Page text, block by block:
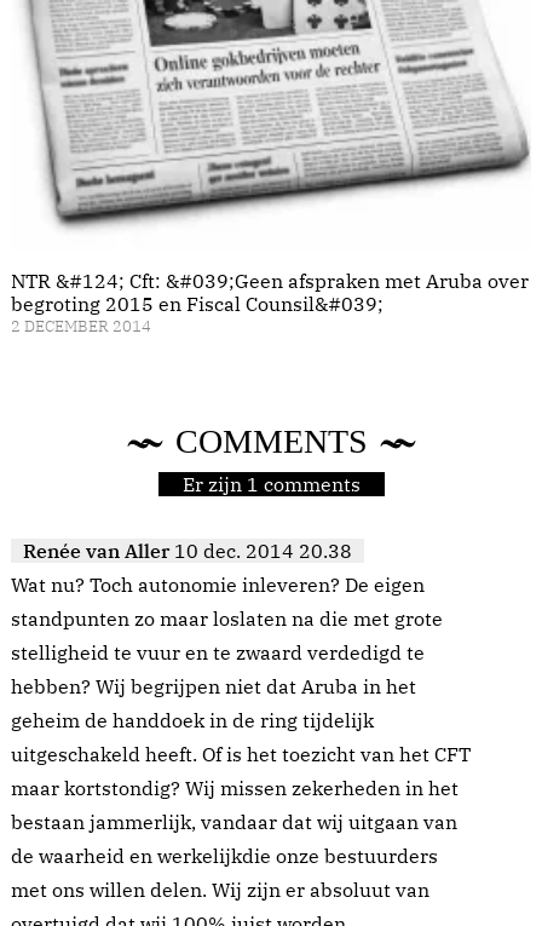
NTR &#124; Cft: &#039;Geen afspraken met Aruba over
begroting 2015 en Fiscal Counsil&#039;
2 DECEMBER 2014
COMMENTS
Er zijn 1 comments
Renée van Aller 10 dec. 2014 20.38
Wat nu? Toch autonomie inleveren? De eigen
standpunten zo maar loslaten na die met grote
stelligheid te vuur en te zwaard verdedigd te
hebben? Wij begrijpen niet dat Aruba in het
geheim de handdoek in de ring tijdelijk
uitgeschakeld heeft. Of is het toezicht van het CFT
maar kortstondig? Wij missen zekerheden in het
bestaan jammerlijk, vandaar dat wij uitgaan van
de waarheid en werkelijkdie onze bestuurders
met ons willen delen. Wij zijn er absoluut van